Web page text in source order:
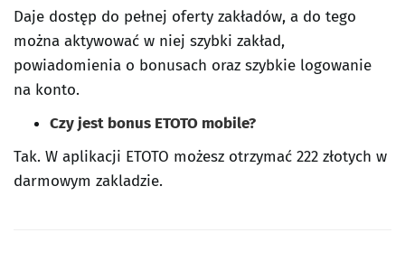
Daje dostęp do pełnej oferty zakładów, a do tego
można aktywować w niej szybki zakład,
powiadomienia o bonusach oraz szybkie logowanie
na konto.
Czy jest bonus ETOTO mobile?
Tak. W aplikacji ETOTO możesz otrzymać 222 złotych w
darmowym zakladzie.